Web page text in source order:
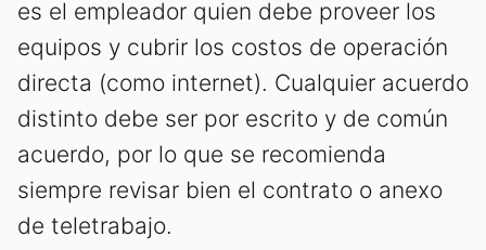
es el empleador quien debe proveer los
equipos y cubrir los costos de operación
directa (como internet). Cualquier acuerdo
distinto debe ser por escrito y de común
acuerdo, por lo que se recomienda
siempre revisar bien el contrato o anexo
de teletrabajo.